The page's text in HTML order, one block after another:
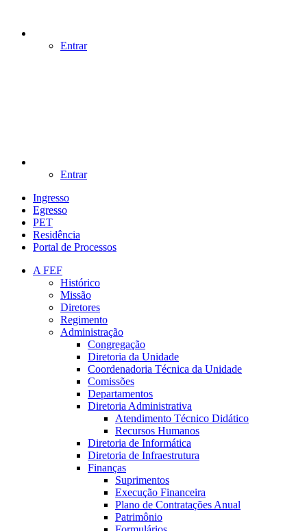
Entrar
Entrar
Ingresso
Egresso
PET
Residência
Portal de Processos
A FEF
Histórico
Missão
Diretores
Regimento
Administração
Congregação
Diretoria da Unidade
Coordenadoria Técnica da Unidade
Comissões
Departamentos
Diretoria Administrativa
Atendimento Técnico Didático
Recursos Humanos
Diretoria de Informática
Diretoria de Infraestrutura
Finanças
Suprimentos
Execução Financeira
Plano de Contratações Anual
Patrimônio